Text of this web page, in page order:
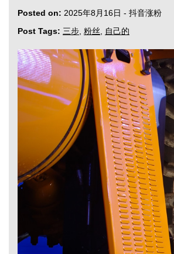
Posted on: 2025年8月16日 - 抖音涨粉
Post Tags: 三步 粉丝 自己的